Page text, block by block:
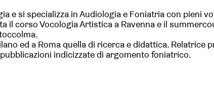
e si specializza in Audiologia e Foniatria con pieni
il corso Vocologia Artistica a Ravenna e il
ed a Roma quella di ricerca e didattica. Relatrice
indicizzate di argomento foniatrico.